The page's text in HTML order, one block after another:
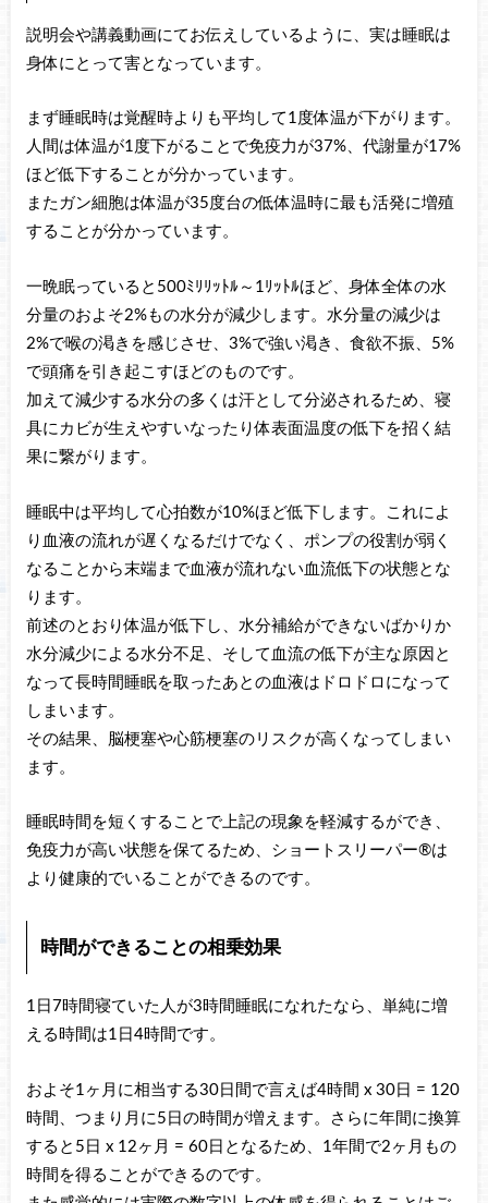
説明会や講義動画にてお伝えしているように、実は睡眠は
身体にとって害となっています。
まず睡眠時は覚醒時よりも平均して1度体温が下がります。
人間は体温が1度下がることで免疫力が37%、代謝量が17%
ほど低下することが分かっています。
またガン細胞は体温が35度台の低体温時に最も活発に増殖
することが分かっています。
一晩眠っていると500ﾐﾘﾘｯﾄﾙ～1ﾘｯﾄﾙほど、身体全体の水
分量のおよそ2%もの水分が減少します。水分量の減少は
2%で喉の渇きを感じさせ、3%で強い渇き、食欲不振、5%
で頭痛を引き起こすほどのものです。
加えて減少する水分の多くは汗として分泌されるため、寝
具にカビが生えやすいなったり体表面温度の低下を招く結
果に繋がります。
睡眠中は平均して心拍数が10%ほど低下します。これによ
り血液の流れが遅くなるだけでなく、ポンプの役割が弱く
なることから末端まで血液が流れない血流低下の状態とな
ります。
前述のとおり体温が低下し、水分補給ができないばかりか
水分減少による水分不足、そして血流の低下が主な原因と
なって長時間睡眠を取ったあとの血液はドロドロになって
しまいます。
その結果、脳梗塞や心筋梗塞のリスクが高くなってしまい
ます。
睡眠時間を短くすることで上記の現象を軽減するができ、
免疫力が高い状態を保てるため、ショートスリーパー®は
より健康的でいることができるのです。
時間ができることの相乗効果
1日7時間寝ていた人が3時間睡眠になれたなら、単純に増
える時間は1日4時間です。
およそ1ヶ月に相当する30日間で言えば4時間 x 30日 = 120
時間、つまり月に5日の時間が増えます。さらに年間に換算
すると5日 x 12ヶ月 = 60日となるため、1年間で2ヶ月もの
時間を得ることができるのです。